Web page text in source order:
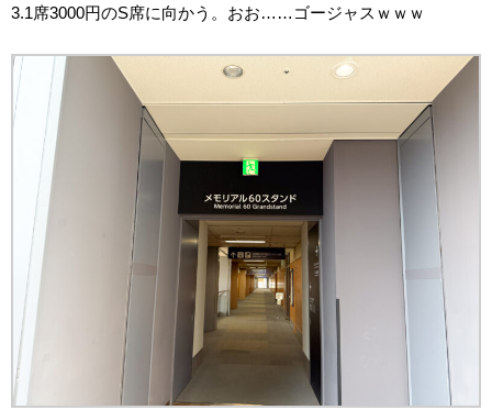
3.1席3000円のS席に向かう。おお……ゴージャスｗｗｗ